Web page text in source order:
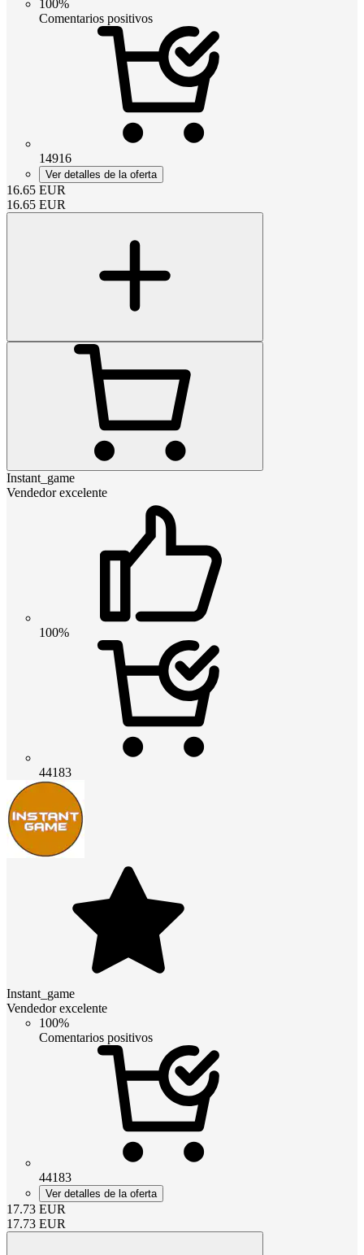
100%
Comentarios positivos
14916
Ver detalles de la oferta
16.65 EUR
16.65 EUR
Instant_game
Vendedor excelente
100%
44183
Instant_game
Vendedor excelente
100%
Comentarios positivos
44183
Ver detalles de la oferta
17.73 EUR
17.73 EUR